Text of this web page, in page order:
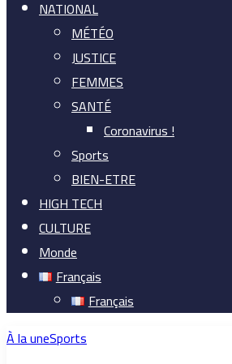
NATIONAL
MÉTÉO
JUSTICE
FEMMES
SANTÉ
Coronavirus !
Sports
BIEN-ETRE
HIGH TECH
CULTURE
Monde
Français
Français
À la uneSports